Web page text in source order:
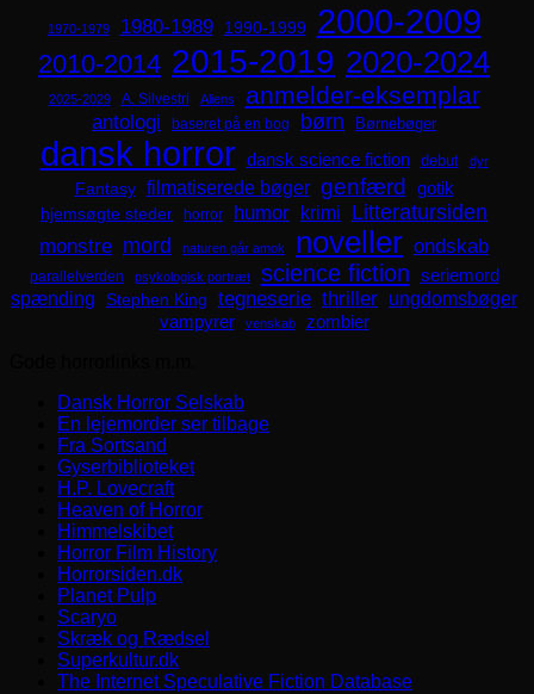
1970-1979 1980-1989 1990-1999 2000-2009
2010-2014 2015-2019 2020-2024
2025-2029 A. Silvestri Aliens anmelder-eksemplar
antologi baseret på en bog børn Børnebøger
dansk horror dansk science fiction debut dyr
Fantasy filmatiserede bøger genfærd
gotik
hjemsøgte steder
horror humor krimi Litteratursiden
monstre mord naturen går amok noveller ondskab
parallelverden psykologisk portræt science fiction seriemord
spænding Stephen King tegneserie thriller ungdomsbøger
vampyrer venskab
zombier
Dansk Horror Selskab
En lejemorder ser tilbage
Fra Sortsand
Gyserbiblioteket
H.P. Lovecraft
Heaven of Horror
Himmelskibet
Horror Film History
Horrorsiden.dk
Planet Pulp
Scaryo
Skræk og Rædsel
Superkultur.dk
The Internet Speculative Fiction Database